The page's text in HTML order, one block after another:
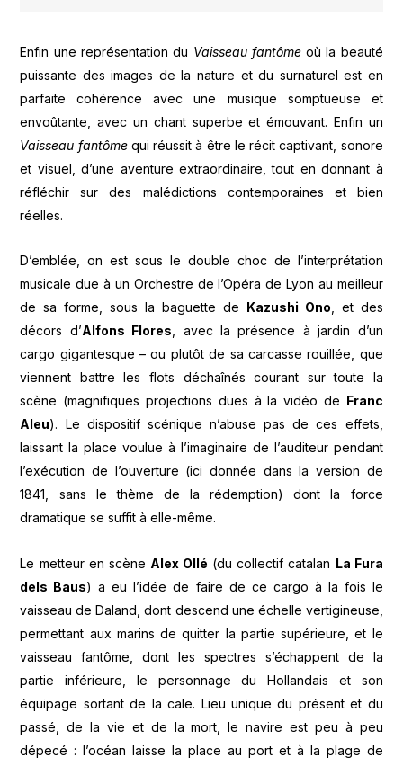
Enfin une représentation du Vaisseau fantômeoù la beauté
puissante des images de la nature et du surnaturel est en
parfaite cohérence avec une musique somptueuse et
envoûtante, avec un chant superbe et émouvant. Enfin un
Vaisseau fantôme qui réussit à être le récit captivant, sonore
et visuel, d’une aventure extraordinaire, tout en donnant à
réfléchir sur des malédictions contemporaines et bien
réelles.
D’emblée, on est sous le double choc de l’interprétation
musicale due à un Orchestre de l’Opéra de Lyon au meilleur
de sa forme, sous la baguette de
Kazushi Ono, et des
décors d’Alfons Flores, avec la présence à jardin d’un
cargo gigantesque – ou plutôt de sa carcasse rouillée, que
viennent battre les flots déchaînés courant sur toute la
scène (magnifiques projections dues à la vidéo de
Franc
Aleu). Le dispositif scénique n’abuse pas de ces effets,
laissant la place voulue à l’imaginaire de l’auditeur pendant
l’exécution de l’ouverture (ici donnée dans la version de
1841, sans le thème de la rédemption) dont la force
dramatique se suffit à elle-même.
Le metteur en scène Alex Ollé (du collectif catalan La Fura
dels Baus) a eu l’idée de faire de ce cargo à la fois le
vaisseau de Daland, dont descend une échelle vertigineuse,
permettant aux marins de quitter la partie supérieure, et le
vaisseau fantôme, dont les spectres s’échappent de la
partie inférieure, le personnage du Hollandais et son
équipage sortant de la cale. Lieu unique du présent et du
passé, de la vie et de la mort, le navire est peu à peu
dépecé : l’océan laisse la place au port et à la plage de